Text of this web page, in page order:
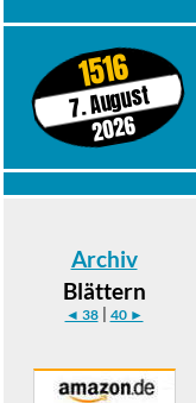
1516
7. August
2026
Archiv
Blättern
◄ 38| 40 ►